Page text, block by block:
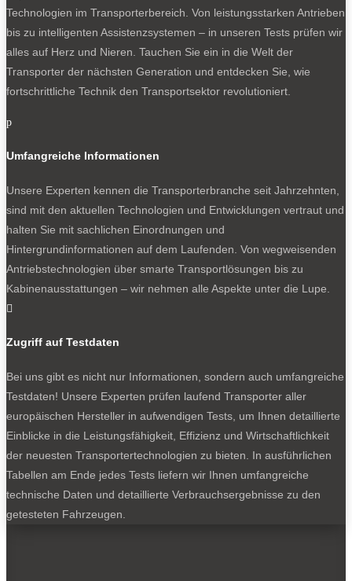
Technologien im Transporterbereich. Von leistungsstarken Antrieben
bis zu intelligenten Assistenzsystemen – in unseren Tests prüfen wir
alles auf Herz und Nieren. Tauchen Sie ein in die Welt der
Transporter der nächsten Generation und entdecken Sie, wie
fortschrittliche Technik den Transportsektor revolutioniert.
p
Umfangreiche Informationen
Unsere Experten kennen die Transporterbranche seit Jahrzehnten,
sind mit den aktuellen Technologien und Entwicklungen vertraut und
halten Sie mit sachlichen Einordnungen und
Hintergrundinformationen auf dem Laufenden. Von wegweisenden
Antriebstechnologien über smarte Transportlösungen bis zu
Kabinenausstattungen – wir nehmen alle Aspekte unter die Lupe.

Zugriff auf Testdaten
Bei uns gibt es nicht nur Informationen, sondern auch umfangreiche
Testdaten! Unsere Experten prüfen laufend Transporter aller
europäischen Hersteller in aufwendigen Tests, um Ihnen detaillierte
Einblicke in die Leistungsfähigkeit, Effizienz und Wirtschaftlichkeit
der neuesten Transportertechnologien zu bieten. In ausführlichen
Tabellen am Ende jedes Tests liefern wir Ihnen umfangreiche
technische Daten und detaillierte Verbrauchsergebnisse zu den
getesteten Fahrzeugen.